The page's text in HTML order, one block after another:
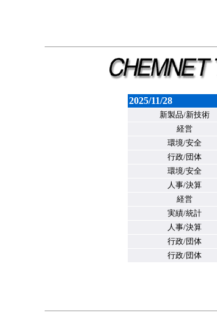
2025/11/28
新製品/新技術
経営
環境/安全
行政/団体
環境/安全
人事/決算
経営
実績/統計
人事/決算
行政/団体
行政/団体